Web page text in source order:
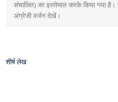
संचालित) का इस्तेमाल करके किया गया
अंग्रेजी वर्जन देखें।
शीर्ष लेख